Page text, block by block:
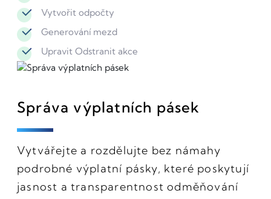
Vytvořit odpočty
Generování mezd
Upravit Odstranit akce
Správa výplatních pásek
Vytvářejte a rozdělujte bez námahy
podrobné výplatní pásky, které poskytují
jasnost a transparentnost odměňování